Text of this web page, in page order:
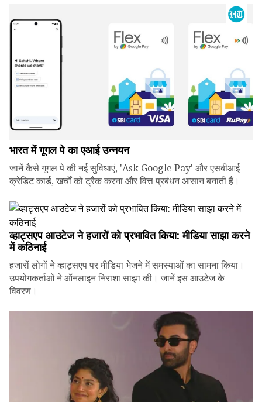
भारत में गूगल पे का एआई उन्नयन
जानें कैसे गूगल पे की नई सुविधाएं, 'Ask Google Pay' और एसबीआई
क्रेडिट कार्ड, खर्चों को ट्रैक करना और वित्त प्रबंधन आसान बनाती हैं।
व्हाट्सएप आउटेज ने हजारों को प्रभावित किया: मीडिया साझा करने
में कठिनाई
हजारों लोगों ने व्हाट्सएप पर मीडिया भेजने में समस्याओं का सामना किया।
उपयोगकर्ताओं ने ऑनलाइन निराशा साझा की। जानें इस आउटेज के
विवरण।